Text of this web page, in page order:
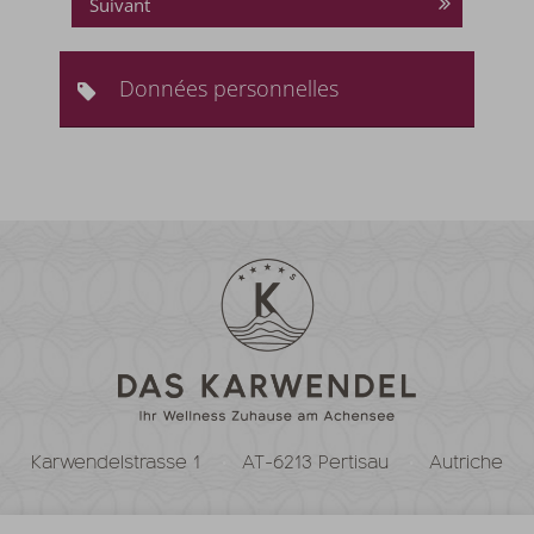
Suivant
Données personnelles
Karwendelstrasse 1 AT-6213 Pertisau Autriche